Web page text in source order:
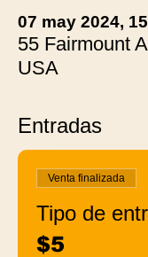
07 may 2024,
55 Fairmount
USA
Entradas
Venta finalizada
Tipo de
$5